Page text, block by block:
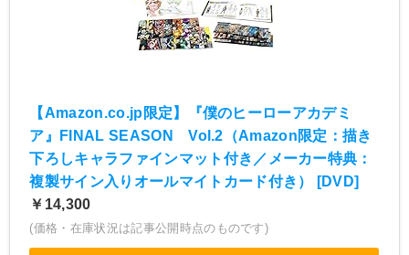
【Amazon.co.jp限定】『僕のヒーローアカデミ
ア』FINAL SEASON Vol.2（Amazon限定：描き
下ろしキャラファインマット付き／メーカー特典：
複製サイン入りオールマイトカード付き） [DVD]
￥14,300
(価格・在庫状況は記事公開時点のものです)